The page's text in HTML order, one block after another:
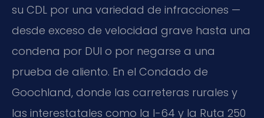
su CDL por una variedad de infracciones —
desde exceso de velocidad grave hasta una
condena por DUI o por negarse a una
prueba de aliento. En el Condado de
Goochland, donde las carreteras rurales y
las interestatales como la I-64 y la Ruta 250